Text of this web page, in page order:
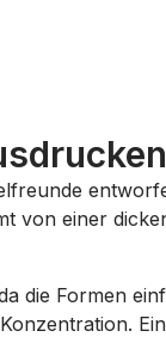
von einer
die Formen